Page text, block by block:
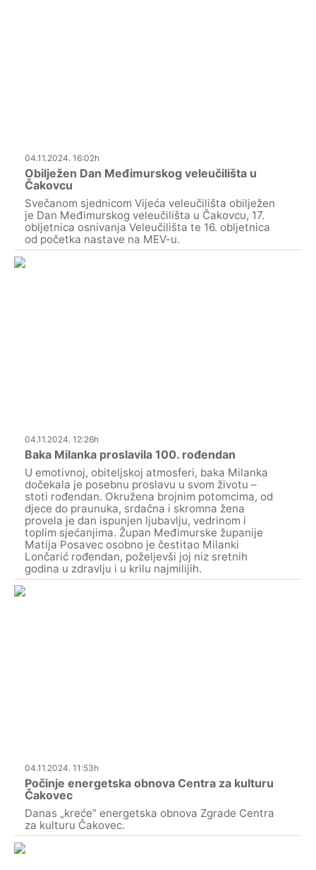
04.11.2024. 16:02h
Obilježen Dan Međimurskog veleučilišta u
Čakovcu
Svečanom sjednicom Vijeća veleučilišta obilježen
je Dan Međimurskog veleučilišta u Čakovcu, 17.
obljetnica osnivanja Veleučilišta te 16. obljetnica
od početka nastave na MEV-u.
04.11.2024. 12:26h
Baka Milanka proslavila 100. rođendan
U emotivnoj, obiteljskoj atmosferi, baka Milanka
dočekala je posebnu proslavu u svom životu –
stoti rođendan. Okružena brojnim potomcima, od
djece do praunuka, srdačna i skromna žena
provela je dan ispunjen ljubavlju, vedrinom i
toplim sjećanjima. Župan Međimurske županije
Matija Posavec osobno je čestitao Milanki
Lončarić rođendan, poželjevši joj niz sretnih
godina u zdravlju i u krilu najmilijih.
04.11.2024. 11:53h
Počinje energetska obnova Centra za kulturu
Čakovec
Danas „kreće” energetska obnova Zgrade Centra
za kulturu Čakovec.